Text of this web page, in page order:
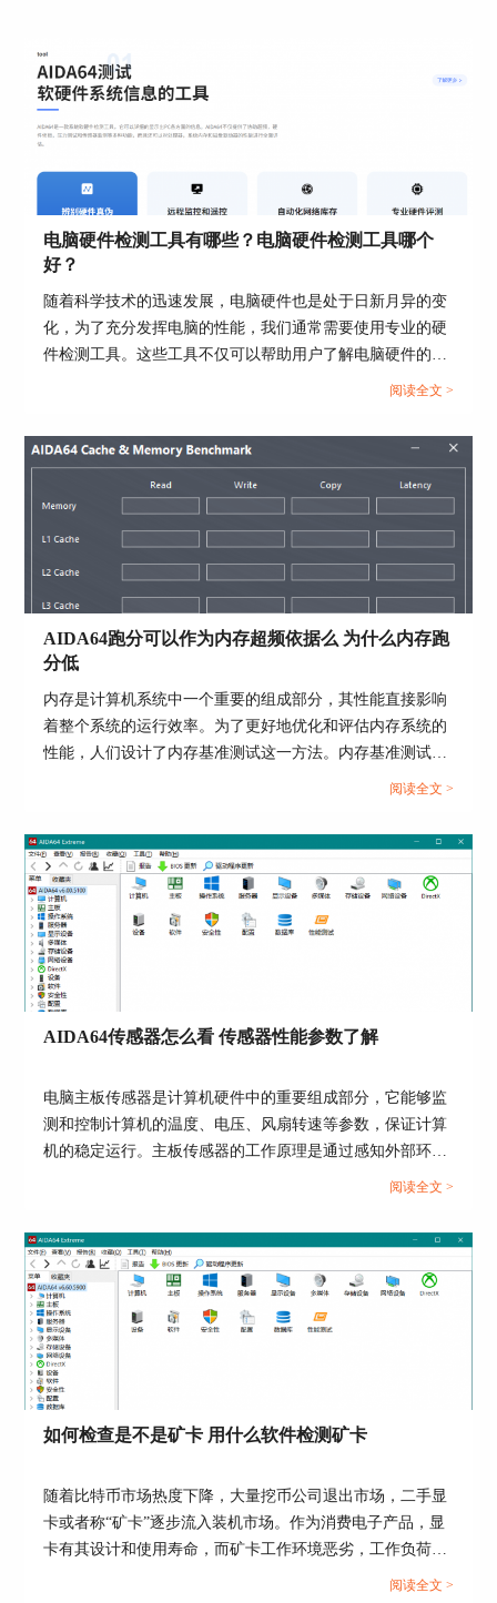
用户在进行AIDA64进行硬件测试时，都会对软
件的测试精准度产生疑惑，下面来为大家打消软件
使用的疑惑。
AIDA64作为一款设备检测软件，致力于为用户
度，下面以系统的检测信息与软件检测出的信息加
以对比即可得出结论。
首先在电脑桌面中找到计算机，进入系统设置
界面，在系统设置界面中，可以查询到电脑的相关
系统信息，然后进入到设备管理器中，可以看到电
脑适配硬件的数据。
图三：进入到设备管理器界面
由此看出，电脑系统的检测信息就相对粗略，
不够专业与精准，与专业检测软件检测出的数据相
面。
下面来展示AIDA64的动态稳定性测试界面。
图五：AIDA64的系统动态稳定性检测界面
由此可以对比得出，在硬件检测软件中，
AIDA64软件可以给用户提供精准的检测数据以及
稳定的动态检测体验。
不仅如此，AIDA64软件还能够运行电脑设备信
息的统计功能，可以查询具体的电脑设备运行时
间，从而判断电脑是否为新机。同样还能够对其进
AIDA64软件同其他检测软件的区别在于
AIDA64软件能够提供全套的电脑设备硬件检测，
并且在检测得出精准数据的同时，还能够兼顾动态
的设备运行管理。由此便能够比较出AIDA64软件
电脑硬件检测工具有哪些？电脑硬件检测工具哪个
好？
随着科学技术的迅速发展，电脑硬件也是处于日新月异的变
化，为了充分发挥电脑的性能，我们通常需要使用专业的硬
件检测工具。这些工具不仅可以帮助用户了解电脑硬件的状
态，还能提供有效的优化建议。接下来给大家介绍电脑硬件
阅读全文 >
AIDA64跑分可以作为内存超频依据么 为什么内存跑
分低
内存是计算机系统中一个重要的组成部分，其性能直接影响
着整个系统的运行效率。为了更好地优化和评估内存系统的
性能，人们设计了内存基准测试这一方法。内存基准测试通
过设计不同的测试场景和工作负载，来模拟和衡量实际应用
据。那AIDA64跑分可以作为内存超频依据么？为什么内存
跑分低，本文向大家作简单介绍。...
阅读全文 >
AIDA64传感器怎么看 传感器性能参数了解
电脑主板传感器是计算机硬件中的重要组成部分，它能够监
测和控制计算机的温度、电压、风扇转速等参数，保证计算
机的稳定运行。主板传感器的工作原理是通过感知外部环境
的变化，将这些变化转化为电信号，再通过主板上的芯片处
测和调节。AIDA64软件可以读取这些信息，并向用户作出
反馈。关于AIDA64传感器怎么看，传感器性能参数了解的
内容，本文向大家作简单介绍。...
阅读全文 >
如何检查是不是矿卡 用什么软件检测矿卡
随着比特币市场热度下降，大量挖币公司退出市场，二手显
卡或者称“矿卡”逐步流入装机市场。作为消费电子产品，显
卡有其设计和使用寿命，而矿卡工作环境恶劣，工作负荷
高，可能存在一些问题，不能单纯作为二手显卡使用。对于
阅读全文 >